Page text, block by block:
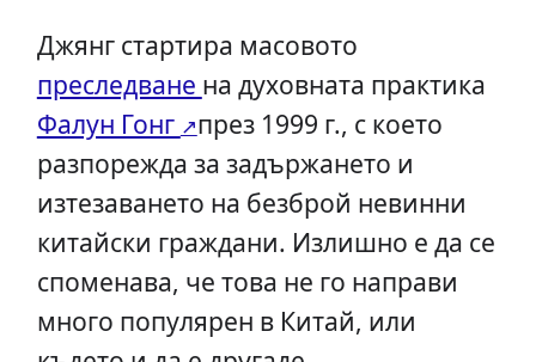
Джянг стартира масовото
преследване на духовната практика
Фалун Гонг
през 1999 г., с което
разпорежда за задържането и
изтезаването на безброй невинни
китайски граждани. Излишно е да се
споменава, че това не го направи
много популярен в Китай, или